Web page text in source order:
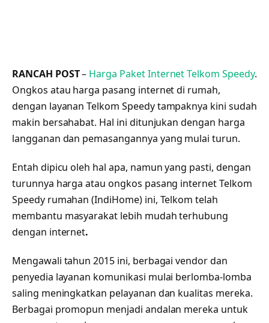
RANCAH POST– Harga Paket Internet Telkom Speedy.
Ongkos atau harga pasang internet di rumah,
dengan layanan Telkom Speedy tampaknya kini sudah
makin bersahabat. Hal ini ditunjukan dengan harga
langganan dan pemasangannya yang mulai turun.
Entah dipicu oleh hal apa, namun yang pasti, dengan
turunnya harga atau ongkos pasang internet Telkom
Speedy rumahan (IndiHome) ini, Telkom telah
membantu masyarakat lebih mudah terhubung
dengan internet.
Mengawali tahun 2015 ini, berbagai vendor dan
penyedia layanan komunikasi mulai berlomba-lomba
saling meningkatkan pelayanan dan kualitas mereka.
Berbagai promopun menjadi andalan mereka untuk